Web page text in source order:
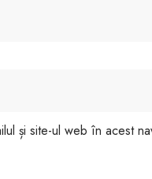
și site-ul web în acest